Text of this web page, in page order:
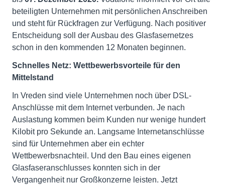
beteiligten Unternehmen mit persönlichen Anschreiben
und steht für Rückfragen zur Verfügung. Nach positiver
Entscheidung soll der Ausbau des Glasfasernetzes
schon in den kommenden 12 Monaten beginnen.
Schnelles Netz: Wettbewerbsvorteile für den
Mittelstand
In Vreden sind viele Unternehmen noch über DSL-
Anschlüsse mit dem Internet verbunden. Je nach
Auslastung kommen beim Kunden nur wenige hundert
Kilobit pro Sekunde an. Langsame Internetanschlüsse
sind für Unternehmen aber ein echter
Wettbewerbsnachteil. Und den Bau eines eigenen
Glasfaseranschlusses konnten sich in der
Vergangenheit nur Großkonzerne leisten. Jetzt